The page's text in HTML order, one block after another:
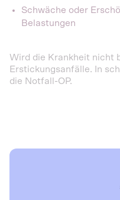
Schwäche oder
Belastungen
Wird die Krankheit nicht
Erstickungsanfälle. In
die Notfall-OP.